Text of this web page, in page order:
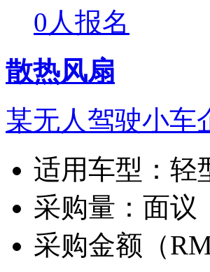
0人报名
散热风扇
某无人驾驶小车
适用车型： 轻
采购量： 面议
采购金额（